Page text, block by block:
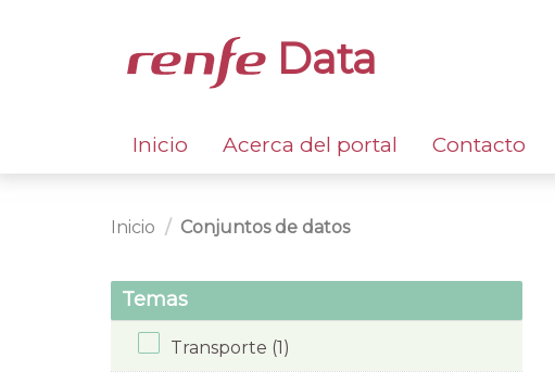
Data
Inicio Acerca del portal Contacto
Inicio Conjuntos de datos
Temas
Transporte (1)